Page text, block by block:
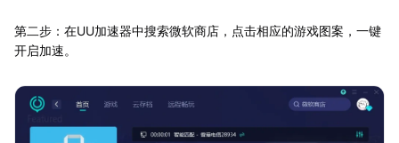
第二步：在UU加速器中搜索微软商店，点击相应的游戏图案，一键
开启加速。